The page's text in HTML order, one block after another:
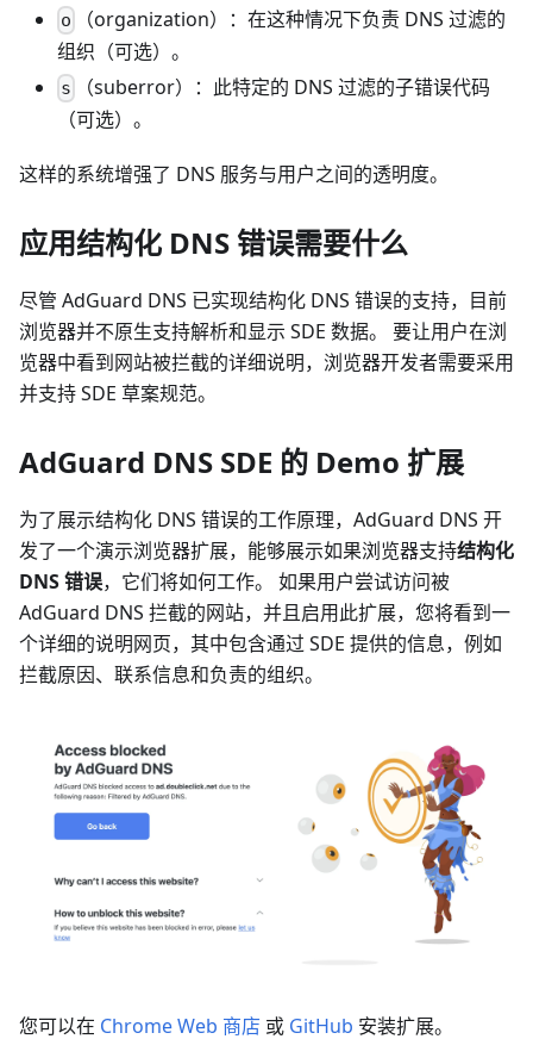
o
（organization）：在这种情况下负责 DNS 过滤的
组织（可选）。
s
（suberror）：此特定的 DNS 过滤的子错误代码
（可选）。
这样的系统增强了 DNS 服务与用户之间的透明度。
应用结构化 DNS 错误需要什么
尽管 AdGuard DNS 已实现结构化 DNS 错误的支持，目前
浏览器并不原生支持解析和显示 SDE 数据。 要让用户在浏
览器中看到网站被拦截的详细说明，浏览器开发者需要采用
并支持 SDE 草案规范。
AdGuard DNS SDE 的 Demo 扩展
为了展示结构化 DNS 错误的工作原理，AdGuard DNS 开
发了一个演示浏览器扩展，能够展示如果浏览器支持结构化
DNS 错误，它们将如何工作。 如果用户尝试访问被
AdGuard DNS 拦截的网站，并且启用此扩展，您将看到一
个详细的说明网页，其中包含通过 SDE 提供的信息，例如
拦截原因、联系信息和负责的组织。
您可以在 Chrome Web 商店 或 GitHub 安装扩展。